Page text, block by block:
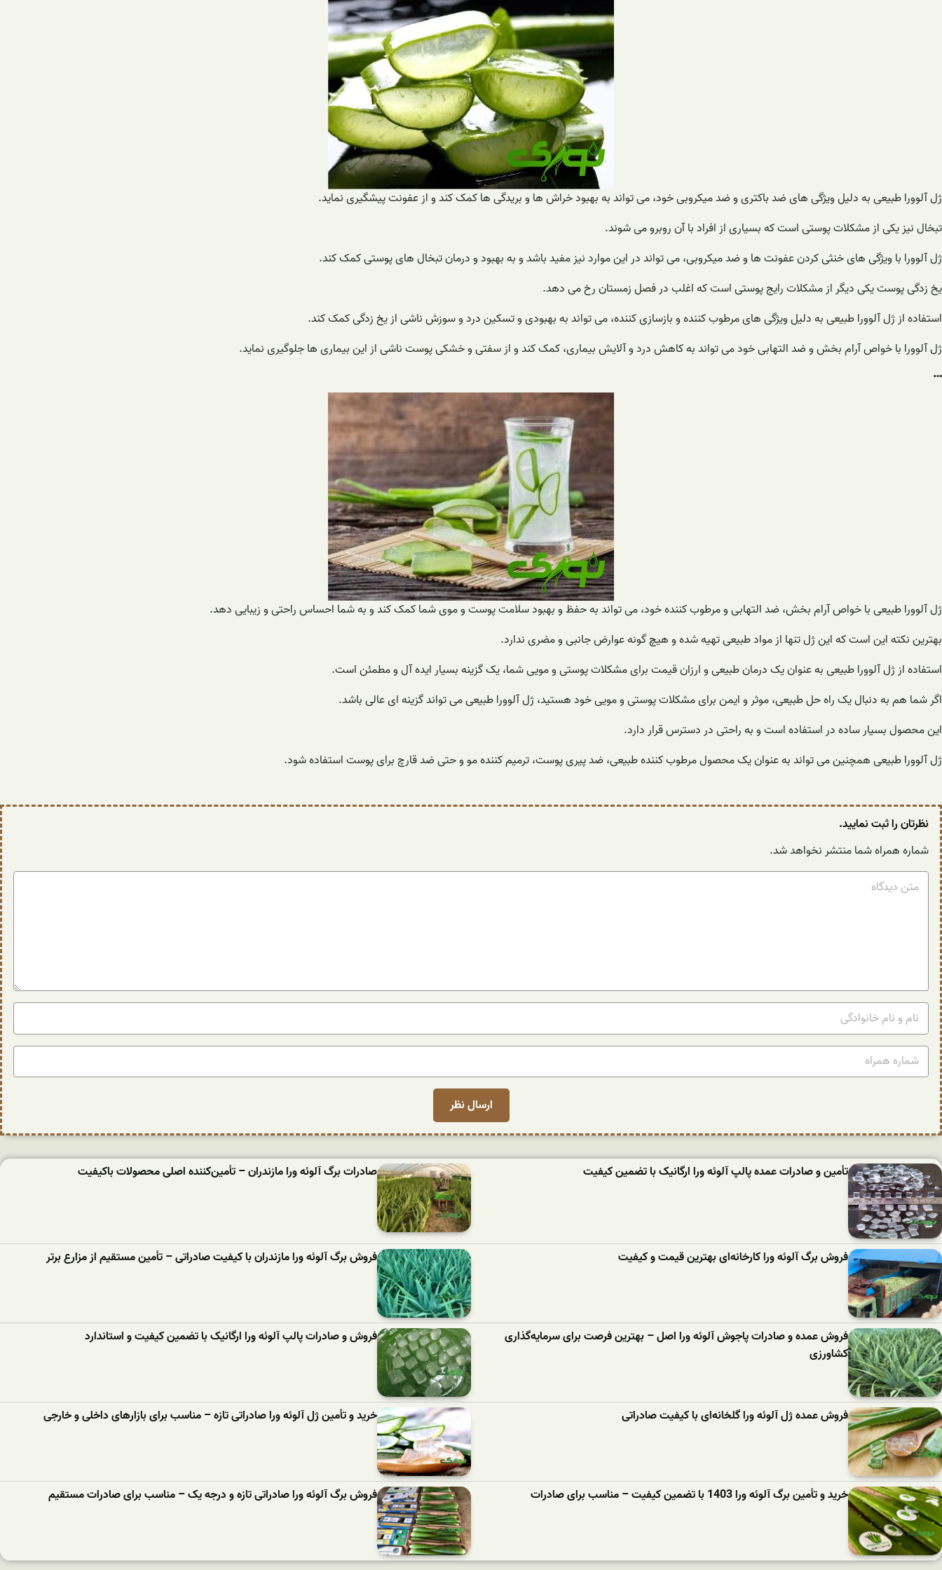
ژل آلوورا طبیعی به دلیل ویژگی های ضد باکتری و ضد میکروبی خود، می تواند به بهبود خراش ها و بریدگی ها کمک کند و از عفونت پیشگیری نماید.
تبخال نیز یکی از مشکلات پوستی است که بسیاری از افراد با آن روبرو می شوند.
ژل آلوورا با ویژگی های خنثی کردن عفونت ها و ضد میکروبی، می تواند در این موارد نیز مفید باشد و به بهبود و درمان تبخال های پوستی کمک کند.
یخ زدگی پوست یکی دیگر از مشکلات رایج پوستی است که اغلب در فصل زمستان رخ می دهد.
استفاده از ژل آلوورا طبیعی به دلیل ویژگی های مرطوب کننده و بازسازی کننده، می تواند به بهبودی و تسکین درد و سوزش ناشی از یخ زدگی کمک کند.
ژل آلوورا با خواص آرام بخش و ضد التهابی خود می تواند به کاهش درد و آلایش بیماری، کمک کند و از سفتی و خشکی پوست ناشی از این بیماری ها جلوگیری نماید.
…
ژل آلوورا طبیعی با خواص آرام بخش، ضد التهابی و مرطوب کننده خود، می تواند به حفظ و بهبود سلامت پوست و موی شما کمک کند و به شما احساس راحتی و زیبایی دهد.
بهترین نکته این است که این ژل تنها از مواد طبیعی تهیه شده و هیچ گونه عوارض جانبی و مضری ندارد.
استفاده از ژل آلوورا طبیعی به عنوان یک درمان طبیعی و ارزان قیمت برای مشکلات پوستی و مویی شما، یک گزینه بسیار ایده آل و مطمئن است.
اگر شما هم به دنبال یک راه حل طبیعی، موثر و ایمن برای مشکلات پوستی و مویی خود هستید، ژل آلوورا طبیعی می تواند گزینه ای عالی باشد.
این محصول بسیار ساده در استفاده است و به راحتی در دسترس قرار دارد.
ژل آلوورا طبیعی همچنین می تواند به عنوان یک محصول مرطوب کننده طبیعی، ضد پیری پوست، ترمیم کننده مو و حتی ضد قارچ برای پوست استفاده شود.
نظرتان را ثبت نمایید.
شماره همراه شما منتشر نخواهد شد.
تأمین و صادرات عمده پالپ آلوئه‌ ورا ارگانیک با تضمین کیفیت صادرات برگ آلوئه‌ ورا مازندران – تأمین‌کننده اصلی محصولات باکیفیت
فروش برگ آلوئه‌ ورا کارخانه‌ای بهترین قیمت و کیفیت فروش برگ آلوئه‌ ورا مازندران با کیفیت صادراتی – تأمین مستقیم از مزارع برتر
فروش عمده و صادرات پاجوش آلوئه‌ ورا اصل – بهترین فرصت برای سرمایه‌گذاری
کشاورزی
فروش و صادرات پالپ آلوئه‌ ورا ارگانیک با تضمین کیفیت و استاندارد
فروش عمده ژل آلوئه‌ ورا گلخانه‌ای با کیفیت صادراتی خرید و تأمین ژل آلوئه‌ ورا صادراتی تازه – مناسب برای بازارهای داخلی و خارجی
خرید و تأمین برگ آلوئه‌ ورا 1403 با تضمین کیفیت – مناسب برای صادرات فروش برگ آلوئه‌ ورا صادراتی تازه و درجه یک – مناسب برای صادرات مستقیم